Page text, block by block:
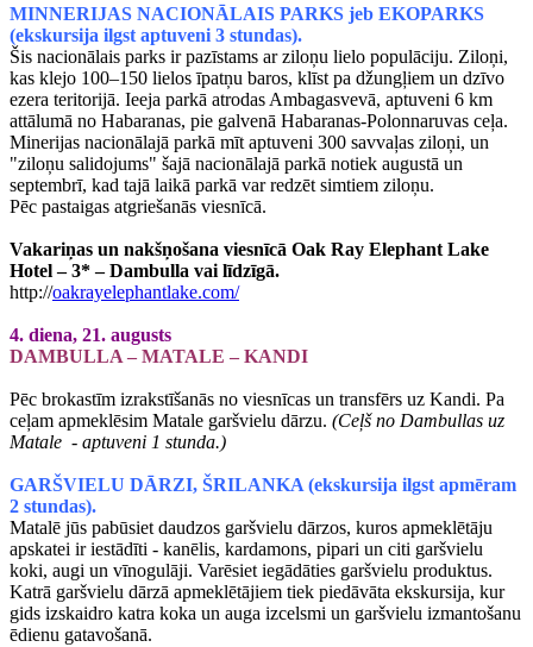
MINNERIJAS NACIONĀLAIS PARKS jeb EKOPARKS
(ekskursija ilgst aptuveni 3 stundas).
Šis nacionālais parks ir pazīstams ar ziloņu lielo populāciju. Ziloņi,
kas klejo 100–150 lielos īpatņu baros, klīst pa džungļiem un dzīvo
ezera teritorijā. Ieeja parkā atrodas Ambagasvevā, aptuveni 6 km
attālumā no Habaranas, pie galvenā Habaranas-Polonnaruvas ceļa.
Minerijas nacionālajā parkā mīt aptuveni 300 savvaļas ziloņi, un
"ziloņu salidojums" šajā nacionālajā parkā notiek augustā un
septembrī, kad tajā laikā parkā var redzēt simtiem ziloņu.
Pēc pastaigas atgriešanās viesnīcā.
Vakariņas un nakšņošana viesnīcā Oak Ray Elephant Lake
Hotel – 3* – Dambulla vai līdzīgā.
http://oakrayelephantlake.com/
4. diena, 21. augusts
DAMBULLA – MATALE – KANDI
Pēc brokastīm izrakstīšanās no viesnīcas un transfērs uz Kandi. Pa
ceļam apmeklēsim Matale garšvielu dārzu. (Ceļš no Dambullas uz
Matale - aptuveni 1 stunda.)
GARŠVIELU DĀRZI, ŠRILANKA (ekskursija ilgst apmēram
2 stundas).
Matalē jūs pabūsiet daudzos garšvielu dārzos, kuros apmeklētāju
apskatei ir iestādīti - kanēlis, kardamons, pipari un citi garšvielu
koki, augi un vīnogulāji. Varēsiet iegādāties garšvielu produktus.
Katrā garšvielu dārzā apmeklētājiem tiek piedāvāta ekskursija, kur
gids izskaidro katra koka un auga izcelsmi un garšvielu izmantošanu
ēdienu gatavošanā.